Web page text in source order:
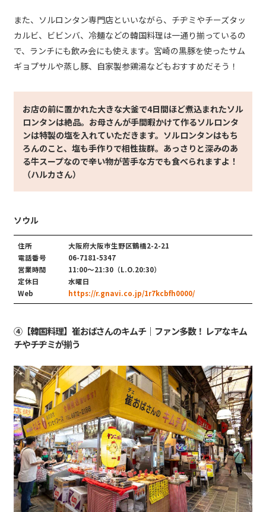
また、ソルロンタン専門店といいながら、チヂミやチーズタッ
カルビ、ビビンバ、冷麺などの韓国料理は一通り揃っているの
で、ランチにも飲み会にも使えます。宮崎の黒豚を使ったサム
ギョプサルや蒸し豚、自家製参鶏湯などもおすすめだそう！
お店の前に置かれた大きな大釜で4日間ほど煮込まれたソル
ロンタンは絶品。お母さんが手間暇かけて作るソルロンタ
ンは特製の塩を入れていただきます。ソルロンタンはもち
ろんのこと、塩も手作りで相性抜群。あっさりと深みのあ
る牛スープなので辛い物が苦手な方でも食べられますよ！
（ハルカさん）
ソウル
住所
大阪府大阪市生野区鶴橋2-2-21
電話番号
06-7181-5347
営業時間
11:00〜21:30（L.O.20:30）
定休日
水曜日
Web
https://r.gnavi.co.jp/1r7kcbfh0000/
④【韓国料理】崔おばさんのキムチ｜ファン多数！ レアなキム
チやチヂミが揃う